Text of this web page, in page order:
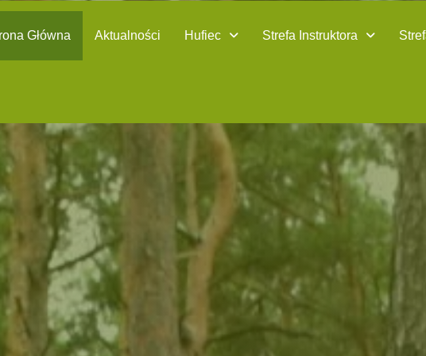
Główna Aktualności Hufiec Strefa Instruktora